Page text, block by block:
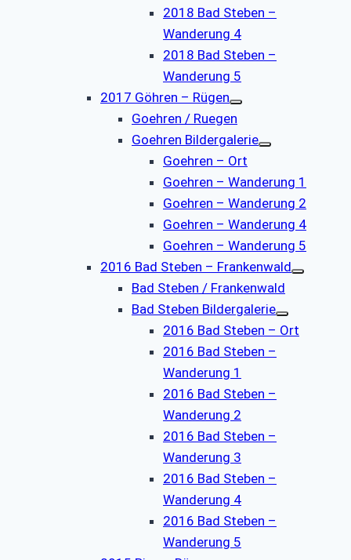
2018 Bad Steben –
Wanderung 4
2018 Bad Steben –
Wanderung 5
2017 Göhren – Rügen
Goehren / Ruegen
Goehren Bildergalerie
Goehren – Ort
Goehren – Wanderung 1
Goehren – Wanderung 2
Goehren – Wanderung 4
Goehren – Wanderung 5
2016 Bad Steben – Frankenwald
Bad Steben / Frankenwald
Bad Steben Bildergalerie
2016 Bad Steben – Ort
2016 Bad Steben –
Wanderung 1
2016 Bad Steben –
Wanderung 2
2016 Bad Steben –
Wanderung 3
2016 Bad Steben –
Wanderung 4
2016 Bad Steben –
Wanderung 5